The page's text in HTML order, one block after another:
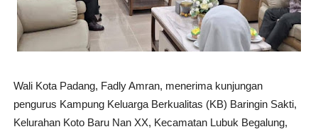
Wali Kota Padang, Fadly Amran, menerima kunjungan
pengurus Kampung Keluarga Berkualitas (KB) Baringin Sakti,
Kelurahan Koto Baru Nan XX, Kecamatan Lubuk Begalung,